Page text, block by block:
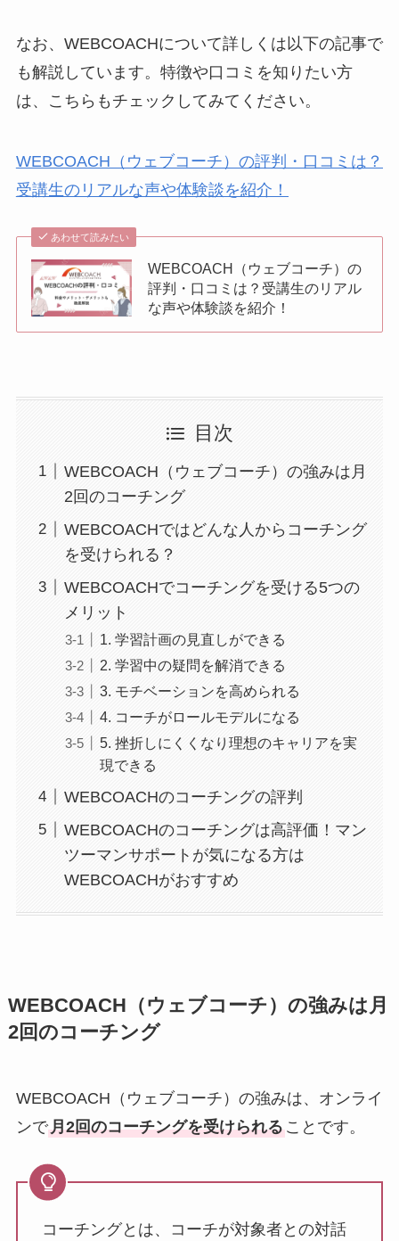
なお、WEBCOACHについて詳しくは以下の記事で
も解説しています。特徴や口コミを知りたい方
は、こちらもチェックしてみてください。
WEBCOACH（ウェブコーチ）の評判・口コミは？
受講生のリアルな声や体験談を紹介！
あわせて読みたい
WEBCOACH（ウェブコーチ）の
評判・口コミは？受講生のリアル
な声や体験談を紹介！
目次
WEBCOACH（ウェブコーチ）の強みは月
2回のコーチング
WEBCOACHではどんな人からコーチング
を受けられる？
WEBCOACHでコーチングを受ける5つの
メリット
1. 学習計画の見直しができる
2. 学習中の疑問を解消できる
3. モチベーションを高められる
4. コーチがロールモデルになる
5. 挫折しにくくなり理想のキャリアを実
現できる
WEBCOACHのコーチングの評判
WEBCOACHのコーチングは高評価！マン
ツーマンサポートが気になる方は
WEBCOACHがおすすめ
WEBCOACH（ウェブコーチ）の強みは月
2回のコーチング
WEBCOACH（ウェブコーチ）の強みは、オンライ
ンで月2回のコーチングを受けられることです。
コーチングとは、コーチが対象者との対話